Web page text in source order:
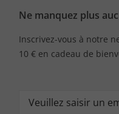
Ne manquez plus
Inscrivez-vous à notre
10 € en cadeau de